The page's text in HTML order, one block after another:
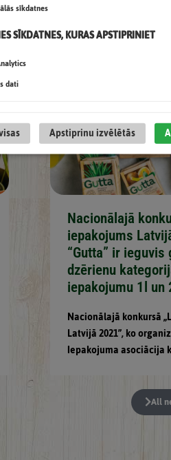
Recent
Nacionālajā
iepakojums
“Gutta” ir
dzērienu
iepakojumu 1l un
Nacionālajā konkursā
Latvijā 2021”, ko
Iepakojuma asociācija
All
sīkdatnes
SĪKDATNES, KURAS APSTIPRINIET
dati
Apstiprinu izvēlētās